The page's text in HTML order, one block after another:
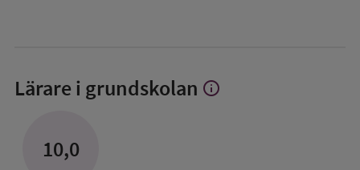
Lärare i grundskolan Visa
info
10,0